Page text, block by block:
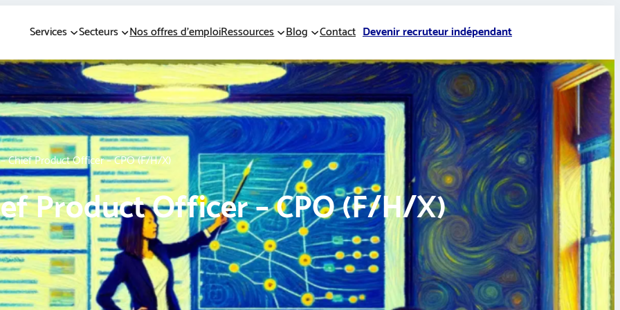
Services Secteurs Nos offres d’emploiRessources Blog Contact Devenir recruteur indépendant
Chief Product Officer – CPO (F/H/X)
Product Officer – CPO (F/H/X)